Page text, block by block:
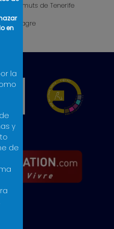
Vermuts de Tenerife
Vinagre
en
la
y
de